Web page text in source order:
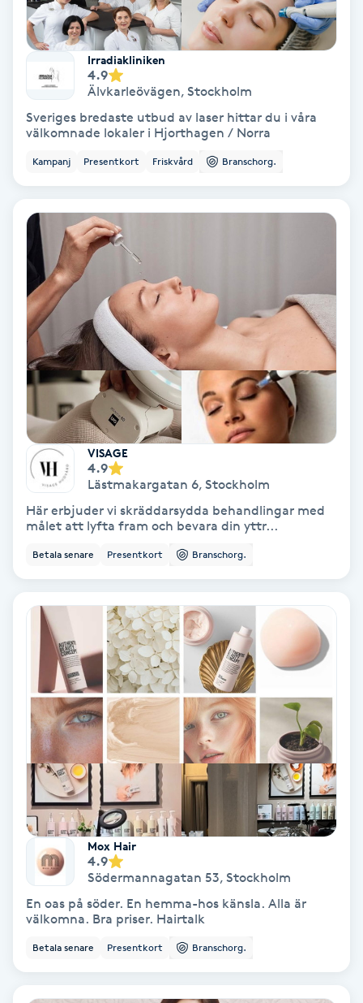
MicroPen
Microshading
Mixfransar
Nagelförlängning akryl
Nagelförlängning gelé
Nagelförlängning glasfiber
Nagelförlängning silke
Nagelförstärkning
Nagelklippning
Nagelsvamp
Naglar borttagning
Naglar reparation
Naprapati
Navelpiercing
NBE-massage
Ny frisyr
Olaplex
Olaplexbehandling
Irradiakliniken
4.9
Älvkarleövägen, Stockholm
Sveriges bredaste utbud av laser hittar du i våra
välkomnade lokaler i Hjorthagen / Norra
Kampanj Presentkort Friskvård Branschorg.
VISAGE
4.9
Lästmakargatan 6, Stockholm
Här erbjuder vi skräddarsydda behandlingar med
målet att lyfta fram och bevara din yttr...
Betala senare Presentkort Branschorg.
Mox Hair
4.9
Södermannagatan 53, Stockholm
En oas på söder. En hemma-hos känsla. Alla är
välkomna. Bra priser. Hairtalk
Betala senare Presentkort Branschorg.